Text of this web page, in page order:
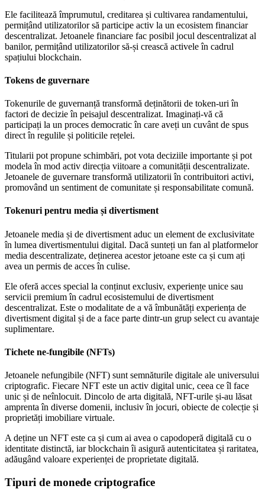
Ele facilitează împrumutul, creditarea și cultivarea randamentului,
permițând utilizatorilor să participe activ la un ecosistem financiar
descentralizat. Jetoanele financiare fac posibil jocul descentralizat al
banilor, permițând utilizatorilor să-și crească activele în cadrul
spațiului blockchain.
Tokens de guvernare
Tokenurile de guvernanță transformă deținătorii de token-uri în
factori de decizie în peisajul descentralizat. Imaginați-vă că
participați la un proces democratic în care aveți un cuvânt de spus
direct în regulile și politicile rețelei.
Titularii pot propune schimbări, pot vota deciziile importante și pot
modela în mod activ direcția viitoare a comunității descentralizate.
Jetoanele de guvernare transformă utilizatorii în contribuitori activi,
promovând un sentiment de comunitate și responsabilitate comună.
Tokenuri pentru media și divertisment
Jetoanele media și de divertisment aduc un element de exclusivitate
în lumea divertismentului digital. Dacă sunteți un fan al platformelor
media descentralizate, deținerea acestor jetoane este ca și cum ați
avea un permis de acces în culise.
Ele oferă acces special la conținut exclusiv, experiențe unice sau
servicii premium în cadrul ecosistemului de divertisment
descentralizat. Este o modalitate de a vă îmbunătăți experiența de
divertisment digital și de a face parte dintr-un grup select cu avantaje
suplimentare.
Tichete ne-fungibile (NFTs)
Jetoanele nefungibile (NFT) sunt semnăturile digitale ale universului
criptografic. Fiecare NFT este un activ digital unic, ceea ce îl face
unic și de neînlocuit. Dincolo de arta digitală, NFT-urile și-au lăsat
amprenta în diverse domenii, inclusiv în jocuri, obiecte de colecție și
proprietăți imobiliare virtuale.
A deține un NFT este ca și cum ai avea o capodoperă digitală cu o
identitate distinctă, iar blockchain îi asigură autenticitatea și raritatea,
adăugând valoare experienței de proprietate digitală.
Tipuri de monede criptografice